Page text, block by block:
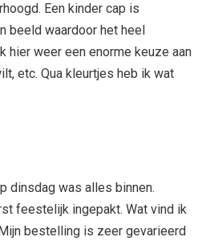
Een kinder cap is
beeld waardoor het heel
hier weer een enorme keuze aan
etc. Qua kleurtjes heb ik wat
dinsdag was alles binnen.
feestelijk ingepakt. Wat vind ik
bestelling is zeer gevarieerd